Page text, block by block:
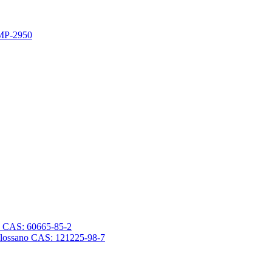
2950
CAS: 60665-85-2
CAS: 121225-98-7